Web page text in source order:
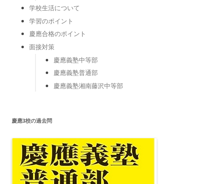
学校生活について
学習のポイント
慶應合格のポイント
面接対策
慶應義塾中等部
慶應義塾普通部
慶應義塾湘南藤沢中等部
慶應3校の過去問